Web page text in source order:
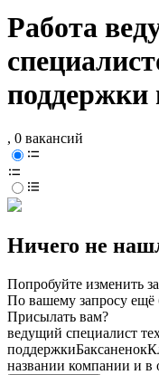
Работа
поддержки
, 0 вакансий
Ничего не
Попробуйте изменить
По вашему запросу ещё
Присылать вам?
ведущий специалист
поддержкиБаксаненок
названии компании и в